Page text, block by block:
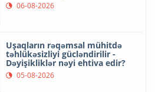
06-08-2026
Uşaqların rəqəmsal mühitdə
təhlükəsizliyi gücləndirilir -
Dəyişikliklər nəyi ehtiva edir?
05-08-2026